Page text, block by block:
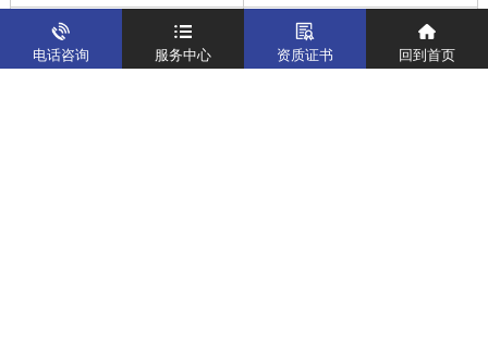
制造仪器校准解决方案 计量校准实验室
关于我们 新闻资讯
电话咨询 服务中心 资质证书 回到首页